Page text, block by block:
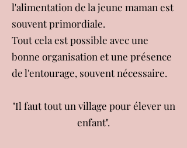
l'alimentation de la jeune maman est
souvent primordiale.
Tout cela est possible avec une
bonne organisation et une présence
de l'entourage, souvent nécessaire.
"Il faut tout un village pour élever un
enfant".